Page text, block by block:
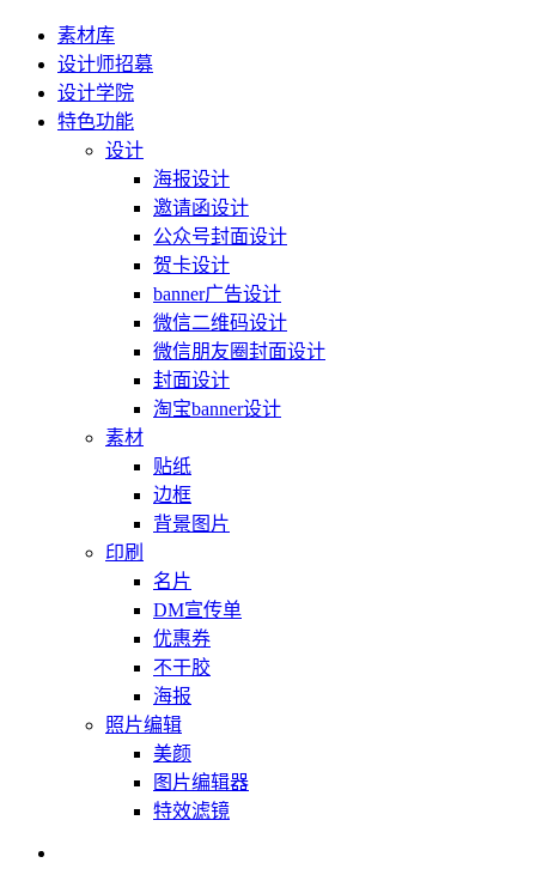
素材库
设计师招募
设计学院
特色功能
设计
海报设计
邀请函设计
公众号封面设计
贺卡设计
banner广告设计
微信二维码设计
微信朋友圈封面设计
封面设计
淘宝banner设计
素材
贴纸
边框
背景图片
印刷
名片
DM宣传单
优惠券
不干胶
海报
照片编辑
美颜
图片编辑器
特效滤镜